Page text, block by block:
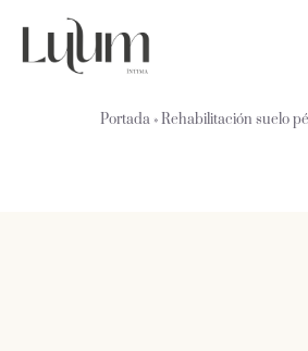
Portada »Rehabilitación suelo